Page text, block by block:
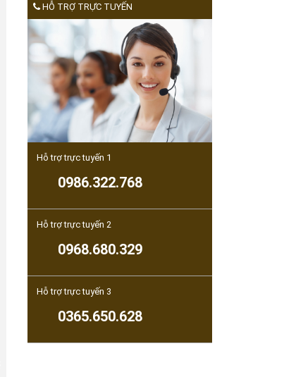
HỖ TRỢ TRỰC TUYẾN
Hỗ trợ trực tuyến 1
0986.322.768
Hỗ trợ trực tuyến 2
0968.680.329
Hỗ trợ trực tuyến 3
0365.650.628